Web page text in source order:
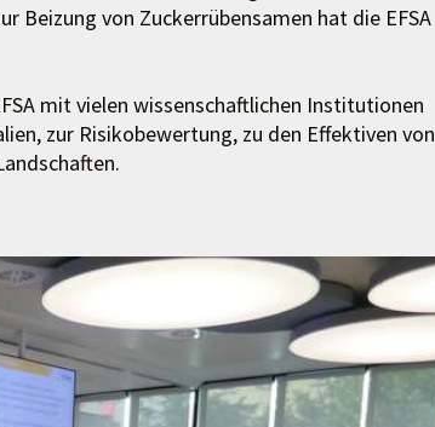
Beizung von Zuckerrübensamen hat die EFSA
mit vielen wissenschaftlichen Institutionen
zur Risikobewertung, zu den Effektiven von